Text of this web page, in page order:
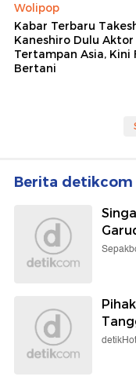
Wolipop
Kabar Terbaru
Kaneshiro Dulu Aktor
Tertampan Asia, Kini
Bertani
Berita detikcom
detikHot